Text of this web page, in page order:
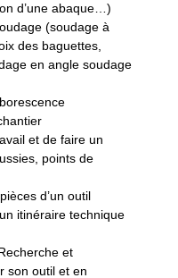
d’une abaque…)
(soudage à
des baguettes,
en angle soudage
et de faire un
points de
d’un outil
itinéraire technique
et
son outil et en